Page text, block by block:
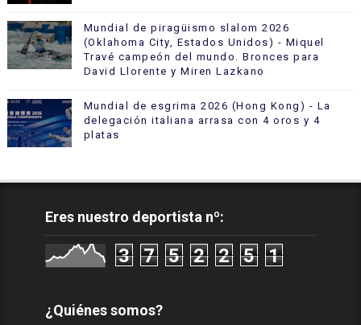
Mundial de piragüismo slalom 2026
(Oklahoma City, Estados Unidos) - Miquel
Travé campeón del mundo. Bronces para
David Llorente y Miren Lazkano
Mundial de esgrima 2026 (Hong Kong) - La
delegación italiana arrasa con 4 oros y 4
platas
Eres nuestro deportista nº:
3 7 5 2 2 5 1
¿Quiénes somos?